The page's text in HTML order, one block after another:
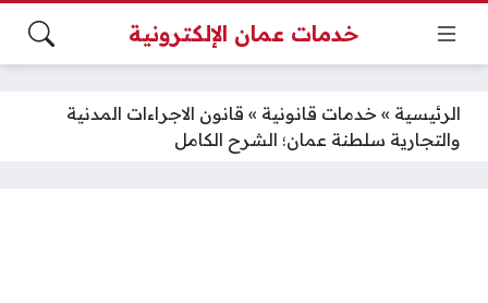
خدمات عمان الإلكترونية
الرئيسية » خدمات قانونية » قانون الاجراءات المدنية
والتجارية سلطنة عمان؛ الشرح الكامل